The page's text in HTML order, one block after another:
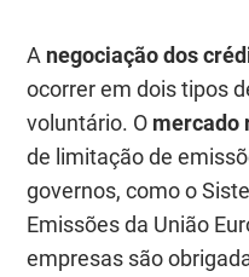
A negociação dos
ocorrer em dois tipos
voluntário. O mercado
de limitação de
governos, como o
Emissões da União
empresas são